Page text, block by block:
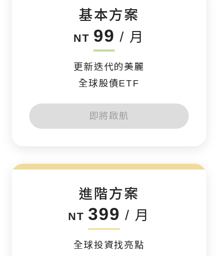
基本方案
NT 99 / 月
更新迭代的美麗
全球股債ETF
即將啟航
進階方案
NT 399 / 月
全球投資找亮點